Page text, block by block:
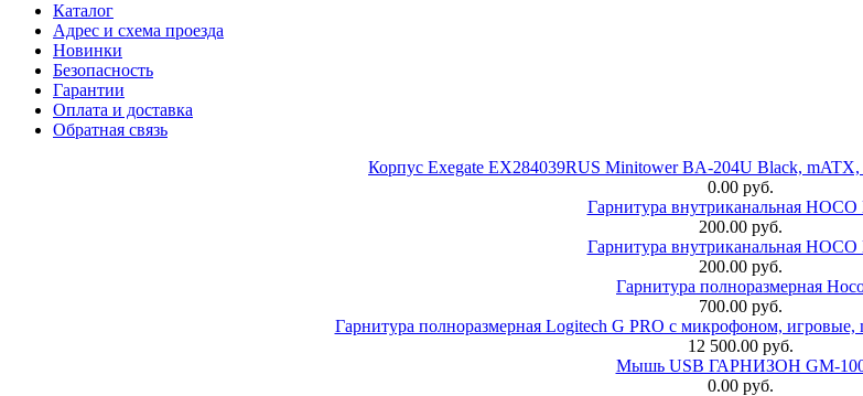
Каталог
Адрес и схема проезда
Новинки
Безопасность
Гарантии
Оплата и доставка
Обратная связь
Корпус Exegate EX284039RUS Minitower BA-204U Black,
0.00 руб.
Гарнитура внутриканальная HOCO
200.00 руб.
Гарнитура внутриканальная HOCO
200.00 руб.
Гарнитура полноразмерная
700.00 руб.
Гарнитура полноразмерная Logitech G PRO с микрофоном,
12 500.00 руб.
Мышь USB ГАРНИЗОН GM-
0.00 руб.